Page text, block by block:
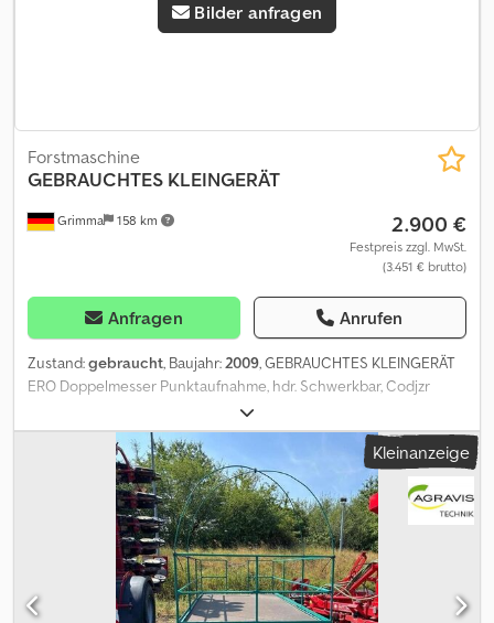
Bilder anfragen
Grimma 158 km
Forstmaschine
GEBRAUCHTES KLEINGERÄT
2.900 €
Festpreis zzgl. MwSt.
(3.451 € brutto)
Anfragen Anrufen
Zustand:gebraucht, Baujahr: 2009, GEBRAUCHTES KLEINGERÄT
ERO Doppelmesser Punktaufnahme, hdr. Schwerkbar, Codjzr
Afwopfx Ahzeha bedingt einsatzfähig -> div. Hydraulikleitungen
wurden demontier
Kleinanzeige